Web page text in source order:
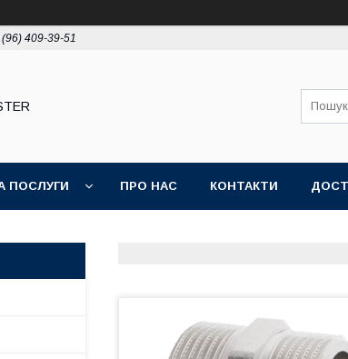
409-39-51
ПОСЛУГИ ПРО НАС КОНТАКТИ